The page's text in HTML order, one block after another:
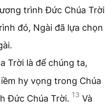
trình Đức Chúa Trời
đó, Ngài đã lựa chọn
Trời là để chúng ta,
hy vọng trong Chúa
Đức Chúa Trời. 13 Và